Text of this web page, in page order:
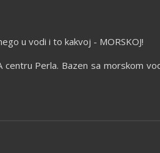
u vodi i to kakvoj - MORSKOJ!
centru Perla. Bazen sa morskom